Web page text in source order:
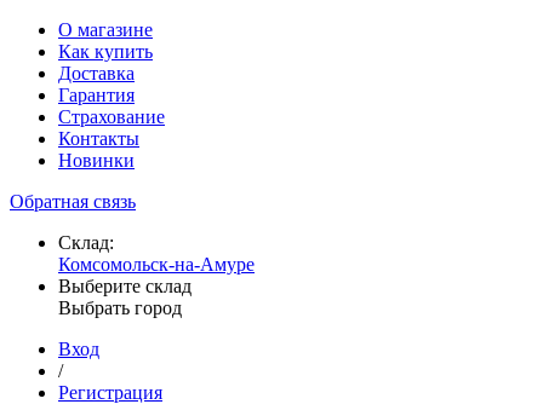
О магазине
Как купить
Доставка
Гарантия
Страхование
Контакты
Новинки
Обратная связь
Склад:
Комсомольск-на-Амуре
Выберите склад
Выбрать город
Вход
/
Регистрация